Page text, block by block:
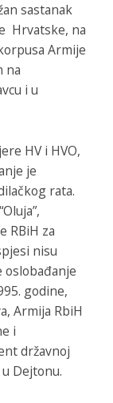
sastanak
Hrvatske, na
Armije
na
i u
HV i HVO,
je
rata.
RBiH za
nisu
oslobađanje
godine,
Armija RbiH
i
državnoj
Dejtonu.